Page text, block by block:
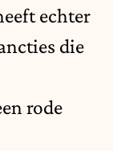
echter
die
rode